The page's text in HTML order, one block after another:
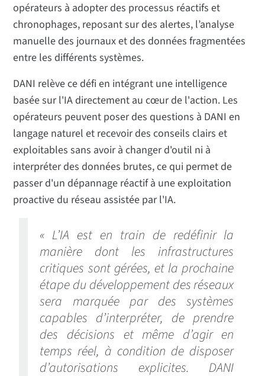
opérateurs à adopter des processus réactifs et
chronophages, reposant sur des alertes, l’analyse
manuelle des journaux et des données fragmentées
entre les différents systèmes.
DANI relève ce défi en intégrant une intelligence
basée sur l'IA directement au cœur de l'action. Les
opérateurs peuvent poser des questions à DANI en
langage naturel et recevoir des conseils clairs et
exploitables sans avoir à changer d'outil ni à
interpréter des données brutes, ce qui permet de
passer d'un dépannage réactif à une exploitation
proactive du réseau assistée par l'IA.
« L’IA est en train de redéfinir la
manière dont les infrastructures
critiques sont gérées, et la prochaine
étape du développement des réseaux
sera marquée par des systèmes
capables d’interpréter, de prendre
des décisions et même d’agir en
temps réel, à condition de disposer
d’autorisations explicites. DANI